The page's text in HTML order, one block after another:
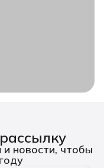
новости, чтобы